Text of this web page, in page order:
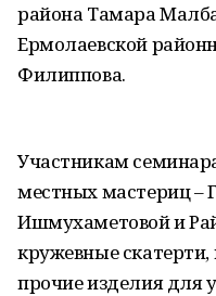
района Тамара
Ермолаевской
Филиппова.
Участникам
местных мастериц –
Ишмухаметовой и
кружевные
прочие изделия для